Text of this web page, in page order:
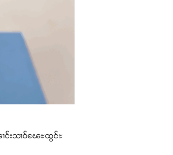
ၢင်းသၢဝ်ၽႄႊထွင်ႊ